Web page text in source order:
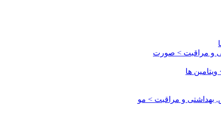
و مراقبت > صورت
ها
و مراقبت > مو